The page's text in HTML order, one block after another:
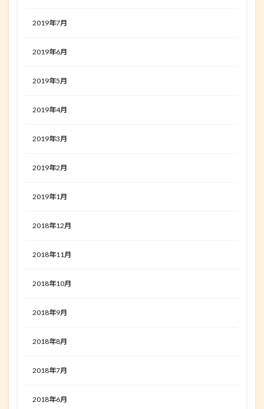
2019年7月
2019年6月
2019年5月
2019年4月
2019年3月
2019年2月
2019年1月
2018年12月
2018年11月
2018年10月
2018年9月
2018年8月
2018年7月
2018年6月